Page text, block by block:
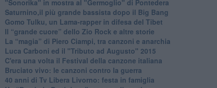
"Sonorika" in mostra al "Germoglio" di Pontedera
​Saturnino,il più grande bassista dopo il Big Bang
​Gomo Tulku, un Lama-rapper in difesa del Tibet
​Il “grande cuore” dello Zio Rock e altre storie
La “magia” di Piero Ciampi, tra canzoni e anarchia
Luca Carboni ed il "Tributo ad Augusto" 2015
C'era una volta il Festival della canzone italiana
Bruciato vivo: le canzoni contro la guerra
40 anni di Tv Libera Livorno: festa in famiglia